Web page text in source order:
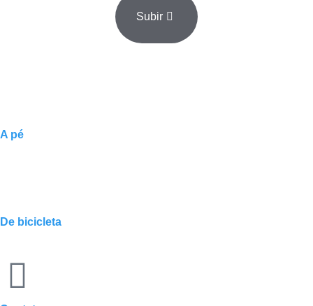
Subir
A pé
De bicicleta